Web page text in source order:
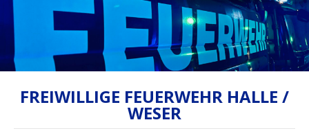
FREIWILLIGE FEUERWEHR HALLE /
WESER